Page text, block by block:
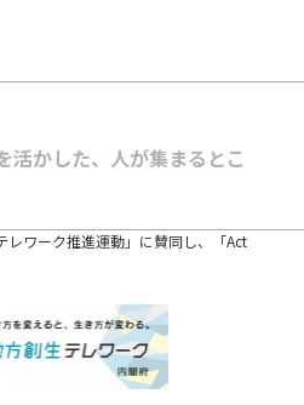
活かした、人が集まるとこ
レワーク推進運動」に賛同し、「Act